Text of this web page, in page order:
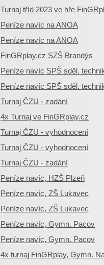
Turnaj tříd 2023 ve hře
Peníze navíc na ANOA
Peníze navíc na ANOA
FinGRplay.cz SZŠ Brandýs
Peníze navíc SPŠ sděl.
Peníze navíc SPŠ sděl.
Turnaj ČZU - zadání
4x Turnaj ve FinGRplay.cz
Turnaj ČZU - vyhodnocení
Turnaj ČZU - vyhodnocení
Turnaj ČZU - zadání
Peníze navíc, HZŠ Plzeň
Peníze navíc, ZŠ Lukavec
Peníze navíc, ZŠ Lukavec
Peníze navíc, Gymn. Pacov
Peníze navíc, Gymn. Pacov
4x turnaj FinGRplay, Gymn.